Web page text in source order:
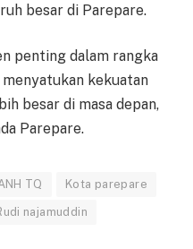
besar di Parepare.
penting dalam rangka
kekuatan
besar di masa depan,
Parepare.
TQ Kota parepare
najamuddin